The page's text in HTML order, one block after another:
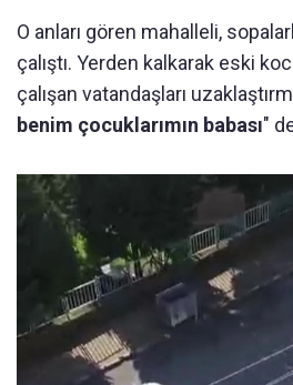
O anları gören mahalleli,
çalıştı. Yerden kalkarak eski
çalışan vatandaşları
benim çocuklarımın babası"